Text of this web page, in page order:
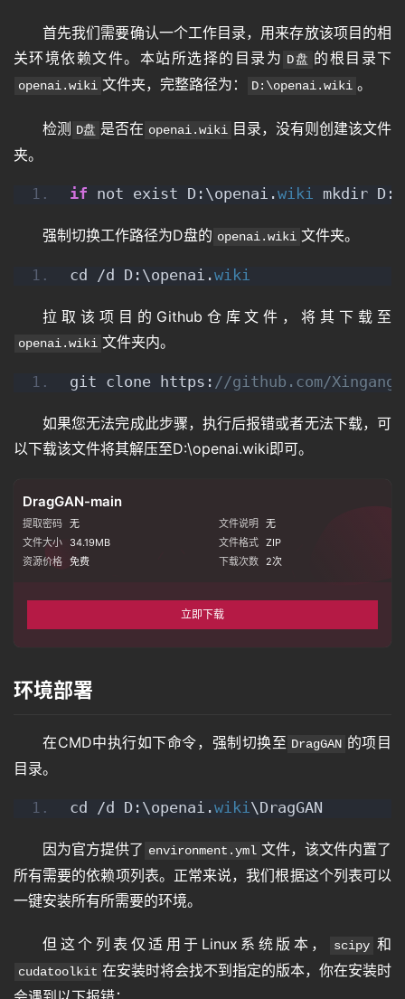
首先我们需要确认一个工作目录，用来存放该项目的相
关环境依赖文件。本站所选择的目录为 D盘 的根目录下
openai.wiki 文件夹，完整路径为： D:\openai.wiki 。
检测 D盘 是否在 openai.wiki 目录，没有则创建该文件
夹。
if not exist D:\openai.wiki mkdir
强制切换工作路径为D盘的 openai.wiki 文件夹。
cd /d D:\openai.wiki
拉取该项目的Github仓库文件，将其下载至
openai.wiki 文件夹内。
git clone https: //github.com/
如果您无法完成此步骤，执行后报错或者无法下载，可
以下载该文件将其解压至D:\openai.wiki即可。
DragGAN-main
提取密码 无 文件说明
无
文件大小
34.19MB 文件格式
ZIP
资源价格 免费 下载次数 2次
立即下载
环境部署
在CMD中执行如下命令，强制切换至 DragGAN 的项目
目录。
cd /d D:\openai.wiki\DragGAN
因为官方提供了 environment.yml 文件，该文件内置了
所有需要的依赖项列表。正常来说，我们根据这个列表可以
一键安装所有所需要的环境。
但这个列表仅适用于Linux系统版本， scipy 和
cudatoolkit 在安装时将会找不到指定的版本，你在安装时